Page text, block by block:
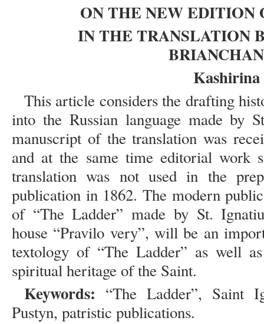
ON THE NEW EDITION
IN THE TRANSLATION
Kashirina
This article considers the drafting
into the Russian language made by
manuscript of the translation was
and at the same time editorial work
translation was not used in the
publication in 1862. The modern
of “The Ladder” made by St.
house “Pravilo very”, will be an
textology of “The Ladder” as well
spiritual heritage of the Saint.
Keywords: “The Ladder”, Saint
Pustyn, patristic publications.